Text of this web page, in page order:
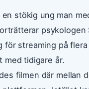
stökig ung man
för streaming på
med tidigare år.
filmen där mellan